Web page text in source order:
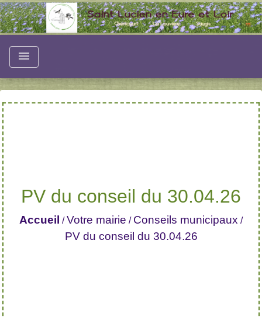
menu
PV du conseil du 30.04.26
Accueil /Votre mairie / Conseils municipaux /
PV du conseil du 30.04.26